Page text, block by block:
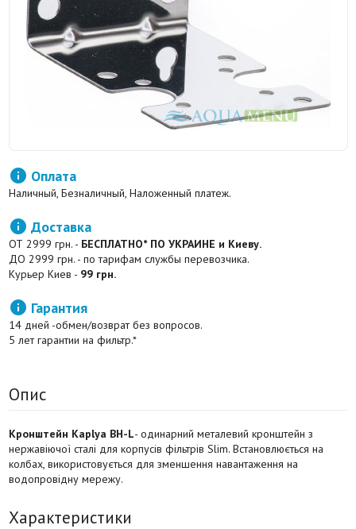
 Оплата
Наличный, Безналичный, Наложенный платеж.
 Доставка
ОТ 2999 грн. - БЕСПЛАТНО* ПО УКРАИНЕ и Киеву.
ДО 2999 грн. - по тарифам службы перевозчика.
Курьер Киев - 99 грн.
 Гарантия
14 дней -обмен/возврат без вопросов.
5 лет гарантии на фильтр.*
Опис
Кронштейн Kaplya BH-L- одинарний металевий кронштейн з
нержавіючої сталі для корпусів фільтрів Slim. Встановлюється на
колбах, використовується для зменшення навантаження на
водопровідну мережу.
Характеристики